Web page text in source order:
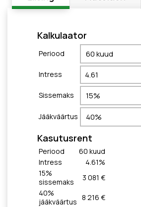
Kalkulaator
Periood
Intress
Sissemaks
Jääkväärtus
Kasutusrent
Periood 60 kuud
Intress
4.61%
15%
sissemaks
3 081 €
40%
jääkväärtus 8 216 €